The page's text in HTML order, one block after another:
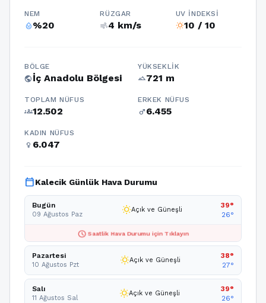
NEM
humidity_percentage%20
RÜZGAR
air4 km/s
UV İNDEKSI
wb_sunny10 / 10
BÖLGE
publicİç Anadolu Bölgesi
YÜKSEKLIK
terrain721 m
TOPLAM NÜFUS
groups12.502
ERKEK NÜFUS
male6.455
KADIN NÜFUS
female 6.047
calendar_todayKalecik Günlük Hava Durumu
Bugün
09 Ağustos Paz wb_sunnyAçık ve Güneşli
39°
26°
schedule Saatlik Hava Durumu için Tıklayın
Pazartesi
10 Ağustos Pzt wb_sunnyAçık ve Güneşli
38°
27°
Salı
11 Ağustos Sal wb_sunnyAçık ve Güneşli
39°
26°